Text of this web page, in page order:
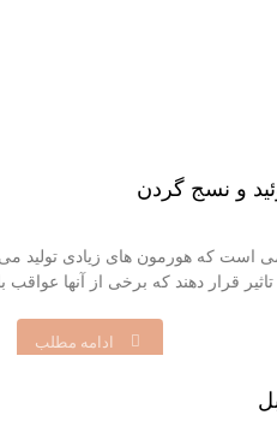
و نسج گردن
است که هورمون های زیادی تولید
تاثیر قرار دهند که برخی از آنها
ادامه مطلب